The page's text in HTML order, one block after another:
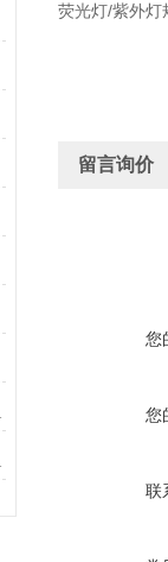
荧光灯/紫外
留言询价
您
您
联